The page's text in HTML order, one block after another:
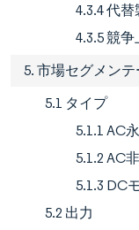
4.3.4 代
4.3.5 競
5. 市場セグメン
5.1 タイプ
5.1.1 AC
5.1.2 AC
5.1.3 DC
5.2 出力